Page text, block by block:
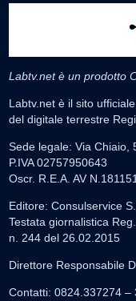
Labtv.net è un prodotto
Labtv.net è il sito
del digitale terrestre
Sede legale: Via Chiaio,
P.IVA 02757950643
Oscr. R.E.A. AV
Editore: Consulservice
Testata giornalistica
n. 244 del 26.02.2015
Direttore Responsabile
Contatti: 0824.337274 –